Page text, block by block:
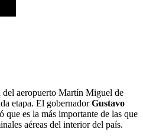
aeropuerto Martín Miguel de
etapa. El gobernadorGustavo
que es la más importante de las que
aéreas del interior del país.